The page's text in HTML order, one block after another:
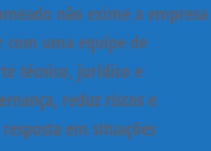
não exime a empresa
com uma equipe de
técnico, jurídico e
reduz riscos e
em situações